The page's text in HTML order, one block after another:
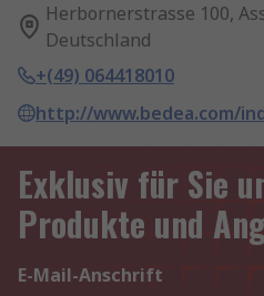
Herbornerstrasse 100,
Deutschland
+(49) 064418010
http://www.bedea.com/
Exklusiv für Sie
Produkte und
E-Mail-Anschrift